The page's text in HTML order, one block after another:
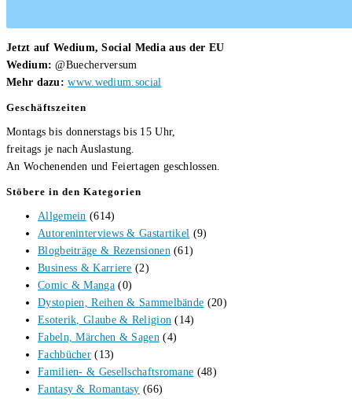
Jetzt auf Wedium, Social Media aus der EU
Wedium: @Buecherversum
Mehr dazu: www.wedium.social
Geschäftszeiten
Montags bis donnerstags bis 15 Uhr,
freitags je nach Auslastung.
An Wochenenden und Feiertagen geschlossen.
Stöbere in den Kategorien
Allgemein (614)
Autoreninterviews & Gastartikel (9)
Blogbeiträge & Rezensionen (61)
Business & Karriere (2)
Comic & Manga (0)
Dystopien, Reihen & Sammelbände (20)
Esoterik, Glaube & Religion (14)
Fabeln, Märchen & Sagen (4)
Fachbücher (13)
Familien- & Gesellschaftsromane (48)
Fantasy & Romantasy (66)